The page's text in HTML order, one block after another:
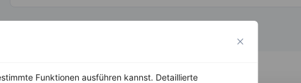
Funktionen ausführen kannst. Detaillierte